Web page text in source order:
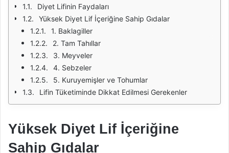
Diyet Lifinin Faydaları
Yüksek Diyet Lif İçeriğine Sahip Gıdalar
1. Baklagiller
2. Tam Tahıllar
3. Meyveler
4. Sebzeler
5. Kuruyemişler ve Tohumlar
Lifin Tüketiminde Dikkat Edilmesi Gerekenler
Yüksek Diyet Lif İçeriğine
Sahip Gıdalar